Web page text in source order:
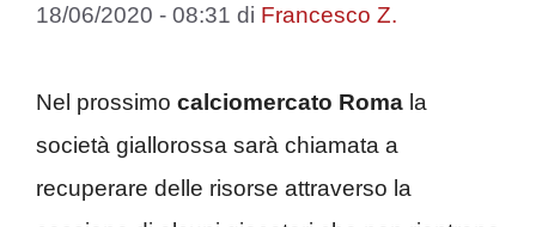
18/06/2020 - 08:31 di Francesco Z.
Nel prossimo calciomercato Roma la
società giallorossa sarà chiamata a
recuperare delle risorse attraverso la